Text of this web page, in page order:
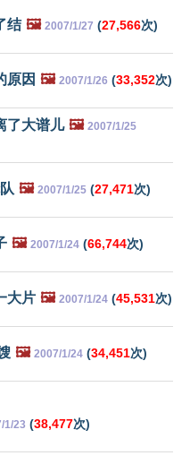
结 🖼️ 2007/1/27 (27,566次)
原因 🖼️ 2007/1/26 (33,352次)
了大谱儿 🖼️ 2007/1/25
🖼️ 2007/1/25 (27,471次)
🖼️ 2007/1/24 (66,744次)
大片 🖼️ 2007/1/24 (45,531次)
🖼️ 2007/1/24 (34,451次)
1/23 (38,477次)